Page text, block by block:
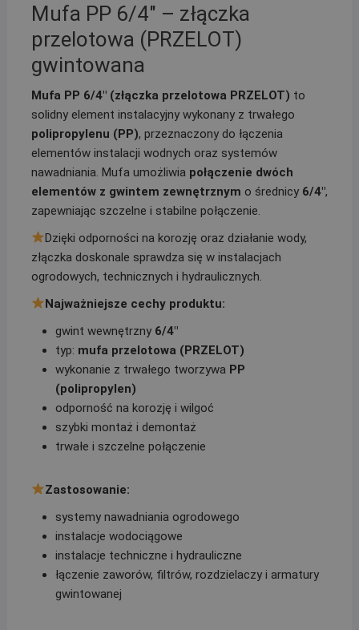
Mufa PP 6/4″ – złączka
przelotowa (PRZELOT)
gwintowana
Mufa PP 6/4″ (złączka przelotowa PRZELOT) to
solidny element instalacyjny wykonany z trwałego
polipropylenu (PP), przeznaczony do łączenia
elementów instalacji wodnych oraz systemów
nawadniania. Mufa umożliwia połączenie dwóch
elementów z gwintem zewnętrznym o średnicy 6/4″,
zapewniając szczelne i stabilne połączenie.
Dzięki odporności na korozję oraz działanie wody,
złączka doskonale sprawdza się w instalacjach
ogrodowych, technicznych i hydraulicznych.
Najważniejsze cechy produktu:
gwint wewnętrzny 6/4″
typ: mufa przelotowa (PRZELOT)
wykonanie z trwałego tworzywa PP
(polipropylen)
odporność na korozję i wilgoć
szybki montaż i demontaż
trwałe i szczelne połączenie
Zastosowanie:
systemy nawadniania ogrodowego
instalacje wodociągowe
instalacje techniczne i hydrauliczne
łączenie zaworów, filtrów, rozdzielaczy i armatury
gwintowanej